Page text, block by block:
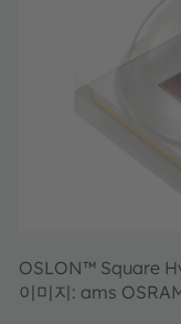
OSLON™ Square
이미지: ams